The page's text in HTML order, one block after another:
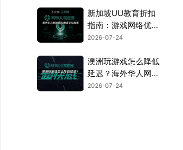
新加坡UU教育折扣
指南：游戏网络优化
全攻略！
2026-07-24
澳洲玩游戏怎么降低
延迟？海外华人网络
优化全攻略！
2026-07-24